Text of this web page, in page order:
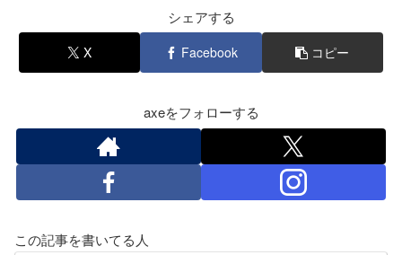
シェアする
X Facebook コピー
axeをフォローする
この記事を書いてる人